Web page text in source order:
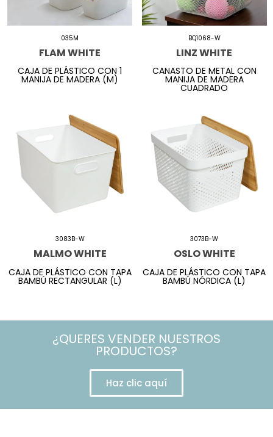
035M
FLAM WHITE
CAJA DE PLÁSTICO CON 1
MANIJA DE MADERA (M)
BQ1068-W
LINZ WHITE
CANASTO DE METAL CON
MANIJA DE MADERA
CUADRADO
3083B-W
MALMO WHITE
CAJA DE PLÁSTICO CON TAPA
BAMBÚ RECTANGULAR (L)
3073B-W
OSLO WHITE
CAJA DE PLÁSTICO CON TAPA
BAMBÚ NÓRDICA (L)
¿QUERES VENDER NUESTROS
PRODUCTOS?
Haz clic aquí